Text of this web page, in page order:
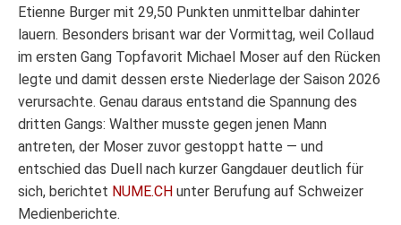
Etienne Burger mit 29,50 Punkten unmittelbar dahinter
lauern. Besonders brisant war der Vormittag, weil Collaud
im ersten Gang Topfavorit Michael Moser auf den Rücken
legte und damit dessen erste Niederlage der Saison 2026
verursachte. Genau daraus entstand die Spannung des
dritten Gangs: Walther musste gegen jenen Mann
antreten, der Moser zuvor gestoppt hatte — und
entschied das Duell nach kurzer Gangdauer deutlich für
sich, berichtet NUME.CH unter Berufung auf Schweizer
Medienberichte.